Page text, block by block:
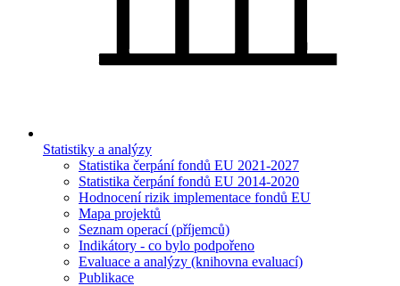
Statistiky a analýzy
Statistika čerpání fondů EU 2021-2027
Statistika čerpání fondů EU 2014-2020
Hodnocení rizik implementace fondů EU
Mapa projektů
Seznam operací (příjemců)
Indikátory - co bylo podpořeno
Evaluace a analýzy (knihovna evaluací)
Publikace